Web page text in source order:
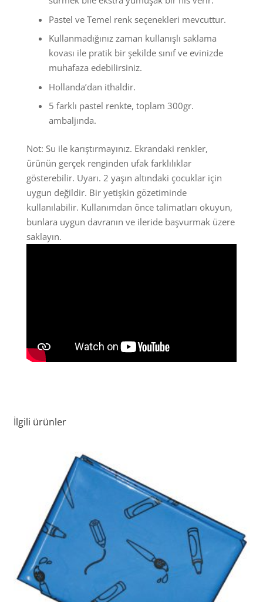
Pastel ve Temel renk seçenekleri mevcuttur.
Kullanmadığınız zaman kullanışlı saklama
kovası ile pratik bir şekilde sınıf ve evinizde
muhafaza edebilirsiniz.
Hollanda’dan ithaldir.
5 farklı pastel renkte, toplam 300gr.
ambaljında.
Not: Su ile karıştırmayınız. Ekrandaki renkler,
ürünün gerçek renginden ufak farklılıklar
gösterebilir. Uyarı. 2 yaşın altındaki çocuklar için
uygun değildir. Bir yetişkin gözetiminde
kullanılabilir. Kullanımdan önce talimatları okuyun,
bunlara uygun davranın ve ileride başvurmak üzere
saklayın.
İlgili ürünler